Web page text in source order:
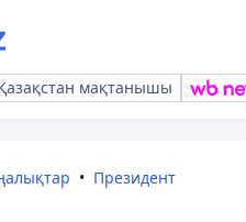
мақтанышы
Президент